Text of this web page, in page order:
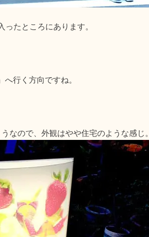
たところにあります。
行く方向ですね。
なので、外観はやや住宅のような感じ。